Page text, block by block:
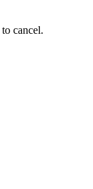
to cancel.